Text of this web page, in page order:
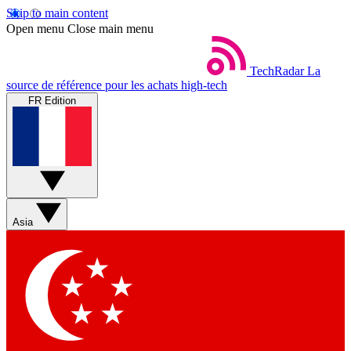
Skip to main content
Open menu Close main menu
TechRadar La
source de référence pour les achats high-tech
FR Edition
Asia